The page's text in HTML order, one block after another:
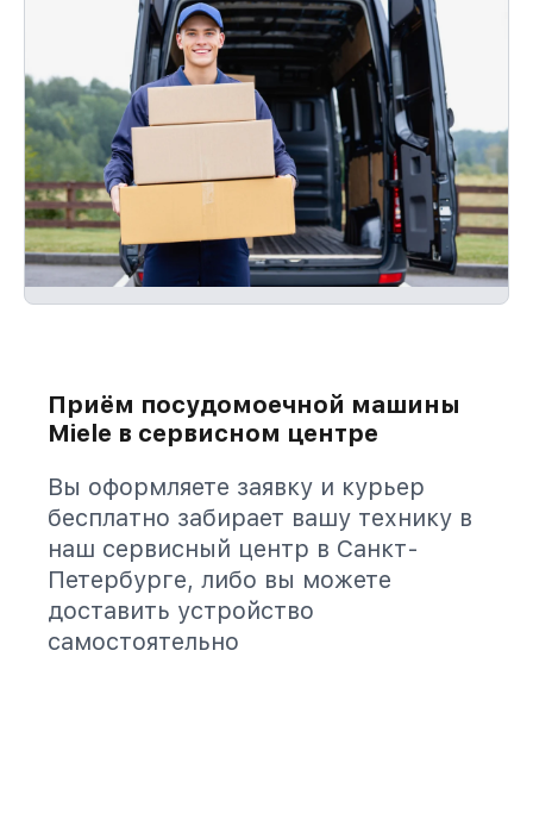
Приём посудомоечной машины
Miele в сервисном центре
Вы оформляете заявку и курьер
бесплатно забирает вашу технику в
наш сервисный центр в Санкт-
Петербурге, либо вы можете
доставить устройство
самостоятельно